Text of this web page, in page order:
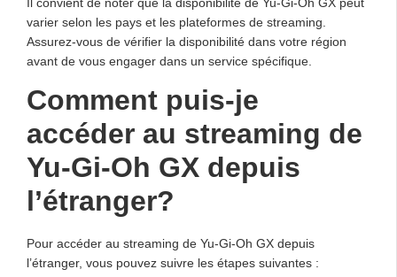
varier selon les pays et les plateformes de streaming.
Assurez-vous de vérifier la disponibilité dans votre région
avant de vous engager dans un service spécifique.
Comment puis-je
accéder au streaming de
Yu-Gi-Oh GX depuis
l’étranger?
Pour accéder au streaming de Yu-Gi-Oh GX depuis
l’étranger, vous pouvez suivre les étapes suivantes :